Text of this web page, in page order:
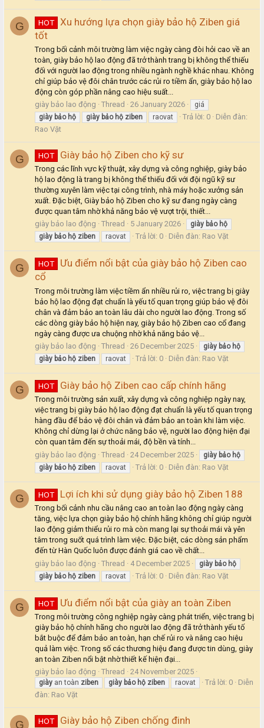
G HOT
Xu hướng lựa chọn giày bảo hộ Ziben giá
tốt
Trong bối cảnh môi trường làm việc ngày càng đòi hỏi cao về an
toàn, giày bảo hộ lao động đã trở thành trang bị không thể thiếu
đối với người lao động trong nhiều ngành nghề khác nhau. Không
chỉ giúp bảo vệ đôi chân trước các rủi ro tiềm ẩn, giày bảo hộ lao
động còn góp phần nâng cao hiệu suất...
giày bảo lao động
Thread 26 January 2026
giá
giày bảo hộ giày bảo hộ ziben raovat Trả lời: 0
Diễn đàn:
Rao Vặt
G HOT Giày bảo hộ Ziben cho kỹ sư
Trong các lĩnh vực kỹ thuật, xây dựng và công nghiệp, giày bảo
hộ lao động là trang bị không thể thiếu đối với đội ngũ kỹ sư
thường xuyên làm việc tại công trình, nhà máy hoặc xưởng sản
xuất. Đặc biệt, Giày bảo hộ Ziben cho kỹ sư đang ngày càng
được quan tâm nhờ khả năng bảo vệ vượt trội, thiết...
giày bảo lao động
Thread 5 January 2026 giày bảo hộ
giày bảo hộ ziben raovat Trả lời: 0 Diễn đàn: Rao Vặt
G HOT
Ưu điểm nổi bật của giày bảo hộ Ziben cao
cổ
Trong môi trường làm việc tiềm ẩn nhiều rủi ro, việc trang bị giày
bảo hộ lao động đạt chuẩn là yếu tố quan trọng giúp bảo vệ đôi
chân và đảm bảo an toàn lâu dài cho người lao động. Trong số
các dòng giày bảo hộ hiện nay, giày bảo hộ Ziben cao cổ đang
ngày càng được ưa chuộng nhờ khả năng bảo vệ...
giày bảo lao động
Thread 26 December 2025 giày bảo hộ
giày bảo hộ ziben raovat Trả lời: 0 Diễn đàn: Rao Vặt
G HOT Giày bảo hộ Ziben cao cấp chính hãng
Trong môi trường sản xuất, xây dựng và công nghiệp ngày nay,
việc trang bị giày bảo hộ lao động đạt chuẩn là yếu tố quan trọng
hàng đầu để bảo vệ đôi chân và đảm bảo an toàn khi làm việc.
Không chỉ dừng lại ở chức năng bảo vệ, người lao động hiện đại
còn quan tâm đến sự thoải mái, độ bền và tính...
giày bảo lao động
Thread 24 December 2025 giày bảo hộ
giày bảo hộ ziben raovat Trả lời: 0 Diễn đàn: Rao Vặt
G HOT Lợi ích khi sử dụng giày bảo hộ Ziben 188
Trong bối cảnh nhu cầu nâng cao an toàn lao động ngày càng
tăng, việc lựa chọn giày bảo hộ chính hãng không chỉ giúp người
lao động giảm thiểu rủi ro mà còn mang lại sự thoải mái và yên
tâm trong suốt quá trình làm việc. Đặc biệt, các dòng sản phẩm
đến từ Hàn Quốc luôn được đánh giá cao về chất...
giày bảo lao động
Thread 4 December 2025 giày bảo hộ
giày bảo hộ ziben raovat Trả lời: 0 Diễn đàn: Rao Vặt
G HOT Ưu điểm nổi bật của giày an toàn Ziben
Trong môi trường công nghiệp ngày càng phát triển, việc trang bị
giày bảo hộ chính hãng cho người lao động đã trở thành yếu tố
bắt buộc để đảm bảo an toàn, hạn chế rủi ro và nâng cao hiệu
quả làm việc. Trong số các thương hiệu đang được tin dùng, giày
an toàn Ziben nổi bật nhờ thiết kế hiện đại...
giày bảo lao động
Thread 24 November 2025
giày an toàn ziben giày bảo hộ ziben raovat Trả lời: 0
Diễn
đàn: Rao Vặt
G HOT Giày bảo hộ Ziben chống đinh